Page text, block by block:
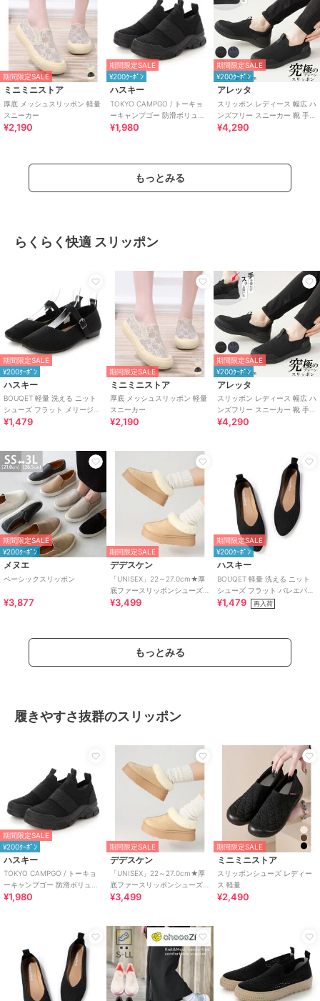
期間限定SALE
ミニミニストア
厚底 メッシュスリッポン 軽量
スニーカー
¥2,190
期間限定SALE
¥200ｸｰﾎﾟﾝ
ハスキー
TOKYO CAMPGO / トーキョ
ーキャンプゴー 防滑ボリュー
ムソール 防水スリッポンスニ
¥1,980
期間限定SALE
¥200ｸｰﾎﾟﾝ
アレッタ
スリッポン レディース 幅広 ハ
ンズフリー スニーカー 靴 手を
使わず履ける プレーン きれい
¥4,290
もっとみる
らくらく快適 スリッポン
期間限定SALE
¥200ｸｰﾎﾟﾝ
ハスキー
BOUQET 軽量 洗える ニット
シューズ フラット メリージェ
ンパンプス スリッポン
¥1,479
期間限定SALE
ミニミニストア
厚底 メッシュスリッポン 軽量
スニーカー
¥2,190
期間限定SALE
¥200ｸｰﾎﾟﾝ
アレッタ
スリッポン レディース 幅広 ハ
ンズフリー スニーカー 靴 手を
使わず履ける プレーン きれい
¥4,290
期間限定SALE
¥200ｸｰﾎﾟﾝ
メヌエ
ベーシックスリッポン
¥3,877
期間限定SALE
デデスケン
「UNISEX」22～27.0cm★厚
底ファースリッポンシューズ
★6366
¥3,499
期間限定SALE
¥200ｸｰﾎﾟﾝ
ハスキー
BOUQET 軽量 洗える ニット
シューズ フラット バレエパン
プス スリッポン
¥1,479 再入荷
もっとみる
履きやすさ抜群のスリッポン
期間限定SALE
¥200ｸｰﾎﾟﾝ
ハスキー
TOKYO CAMPGO / トーキョ
ーキャンプゴー 防滑ボリュー
ムソール 防水スリッポンスニ
¥1,980
期間限定SALE
デデスケン
「UNISEX」22～27.0cm★厚
底ファースリッポンシューズ
★6366
¥3,499
期間限定SALE
ミニミニストア
スリッポンシューズ レディー
ス 軽量
¥2,490